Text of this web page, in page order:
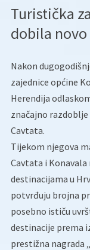
Turistička
dobila
Nakon
zajednice općine
Herendija
značajno
Cavtata.
Tijekom njegova
Cavtata i
destinacijama u
potvrđuju brojna
posebno ističu
destinacije prema
prestižna nagrada